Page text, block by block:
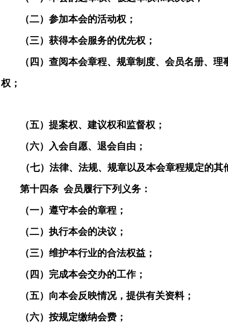
（二）参加本会的活动权；
（三）获得本会服务的优先权；
（四）查阅本会章程、规章制度、会员名册、理
权；
（五）提案权、建议权和监督权；
（六）入会自愿、退会自由；
（七）法律、法规、规章以及本会章程规定的其
第十四条 会员履行下列义务：
（一）遵守本会的章程；
（二）执行本会的决议；
（三）维护本行业的合法权益；
（四）完成本会交办的工作；
（五）向本会反映情况，提供有关资料；
（六）按规定缴纳会费；